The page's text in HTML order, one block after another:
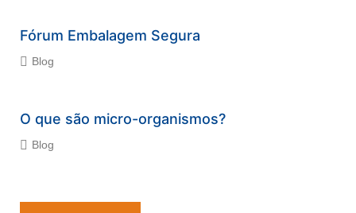
Fórum Embalagem Segura
Blog
O que são micro-organismos?
Blog